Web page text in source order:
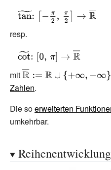
{\displaystyle
{\tan }}\colon
\,\left[-{\tfrac
{\pi }{2}},\,
{\tfrac {\pi }
{2}}\right]\to
{\overline
{\mathbb {R}
resp.
{\displaystyle
{\widetilde
{\cot }}\colon
\,[0,\,\pi ]\to
{\overline
{\mathbb {R}
mit{\displaystyle
{\overline
}}:=\mathbb
{R} \cup \
\}}
Zahlen.
Die soerweiterten
umkehrbar.
Reihenentwicklung